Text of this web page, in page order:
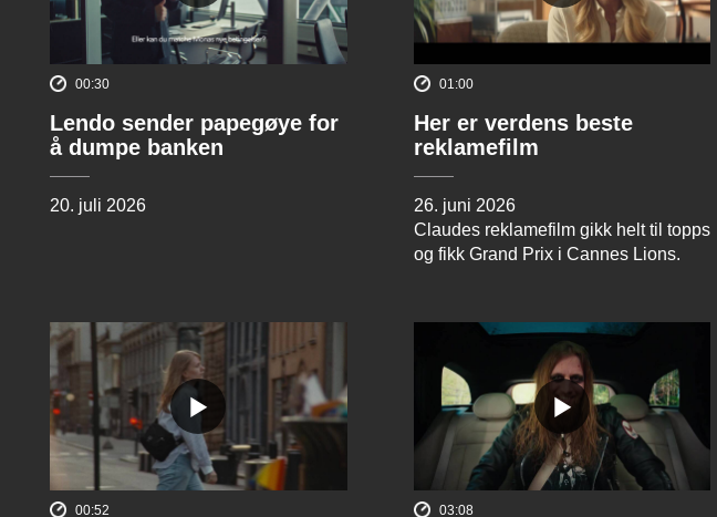
00:30
Lendo sender papegøye for
å dumpe banken
20. juli 2026
01:00
Her er verdens beste
reklamefilm
26. juni 2026
Claudes reklamefilm gikk helt til topps
og fikk Grand Prix i Cannes Lions.
00:52 03:08